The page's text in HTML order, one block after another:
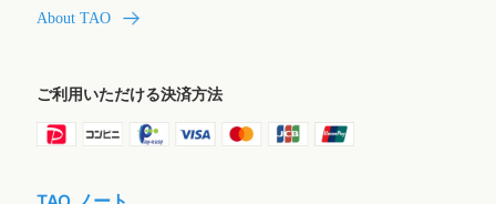
About TAO
ご利用いただける決済方法